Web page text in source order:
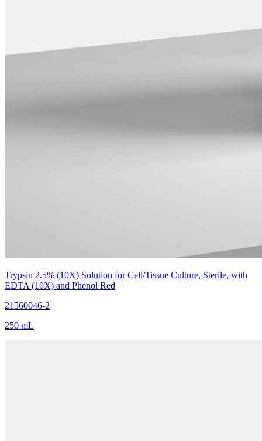
Trypsin 2.5% (10X) Solution for Cell/Tissue Culture, Sterile, with
EDTA (10X) and Phenol Red
21560046-2
250 mL